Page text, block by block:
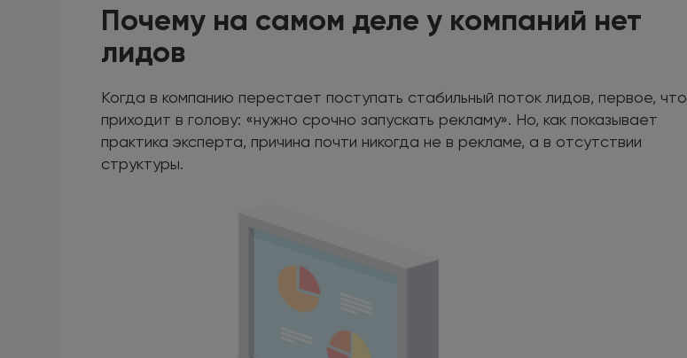
Почему на самом деле у компаний нет
лидов
Когда в компанию перестает поступать стабильный поток лидов, первое, что
приходит в голову: «нужно срочно запускать рекламу». Но, как показывает
практика эксперта, причина почти никогда не в рекламе, а в отсутствии
структуры.